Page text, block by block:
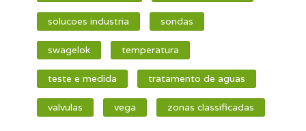
solucoes industria sondas
swagelok temperatura
teste e medida tratamento de aguas
valvulas vega zonas classificadas